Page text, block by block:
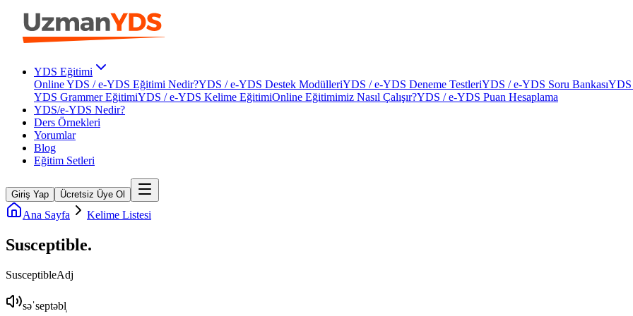
YDS Eğitimi
Online YDS / e-YDS Eğitimi Nedir?YDS / e-YDS Destek ModülleriYDS / e-YDS Deneme TestleriYDS / e-YDS Soru BankasıYDS
YDS Grammer EğitimiYDS / e-YDS Kelime EğitimiOnline Eğitimimiz Nasıl Çalışır?YDS / e-YDS Puan Hesaplama
YDS/e-YDS Nedir?
Ders Örnekleri
Yorumlar
Blog
Eğitim Setleri
Giriş Yap Ücretsiz Üye Ol
Ana Sayfa Kelime Listesi
Susceptible.
SusceptibleAdj
səˈseptəbl̩